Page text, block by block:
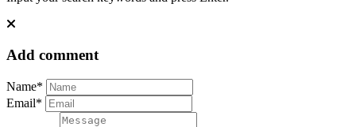
Add comment
Name*
Email*